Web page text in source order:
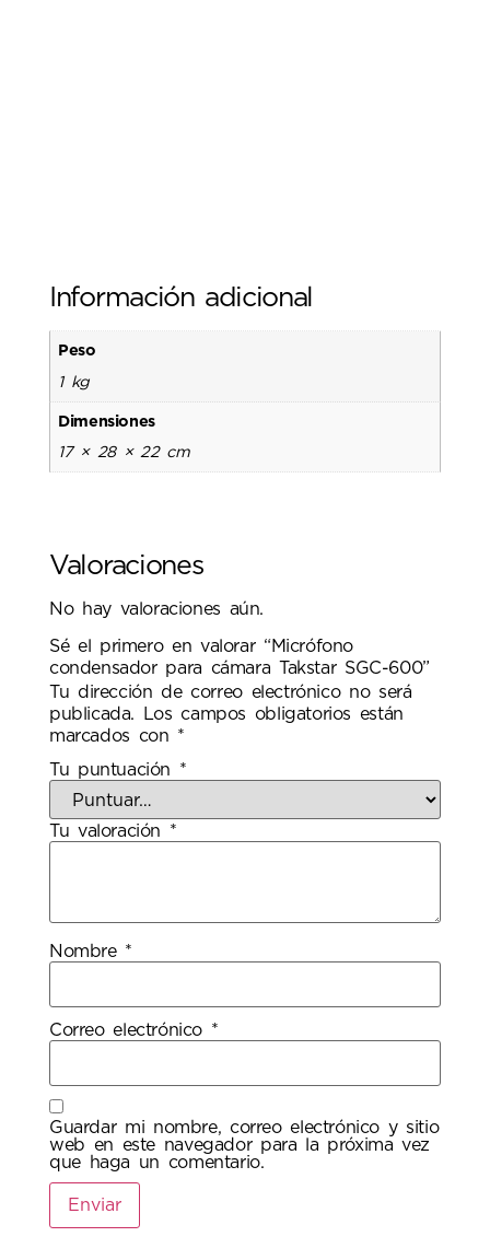
Información adicional
Peso
1 kg
Dimensiones
17 × 28 × 22 cm
Valoraciones
No hay valoraciones aún.
Sé el primero en valorar “Micrófono
condensador para cámara Takstar SGC-600”
Tu dirección de correo electrónico no será
publicada.
Los campos obligatorios están
marcados con *
Tu puntuación *
Tu valoración *
Nombre *
Correo electrónico *
Guardar mi nombre, correo electrónico y sitio
web en este navegador para la próxima vez
que haga un comentario.